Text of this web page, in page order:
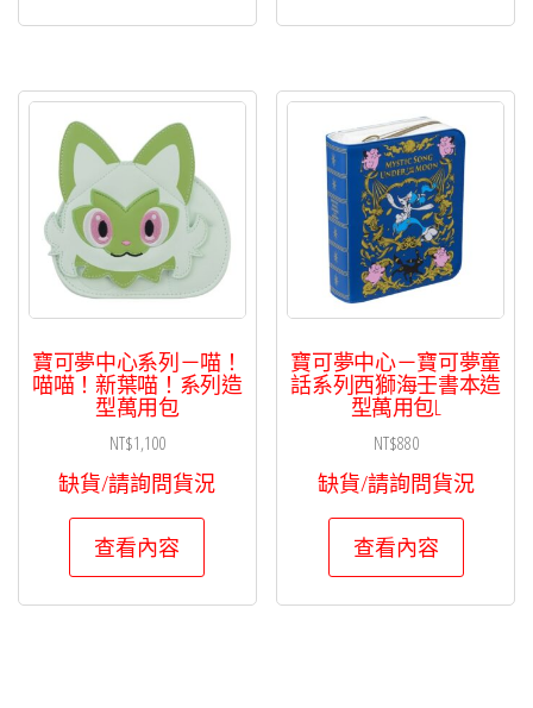
寶可夢中心系列－喵！
喵喵！新葉喵！系列造
型萬用包
NT$1,100
缺貨/請詢問貨況
查看內容
寶可夢中心－寶可夢童
話系列西獅海壬書本造
型萬用包L
NT$880
缺貨/請詢問貨況
查看內容